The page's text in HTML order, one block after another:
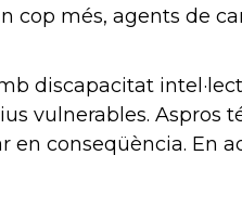
cop més, agents de
discapacitat
vulnerables. Aspros
en conseqüència. En